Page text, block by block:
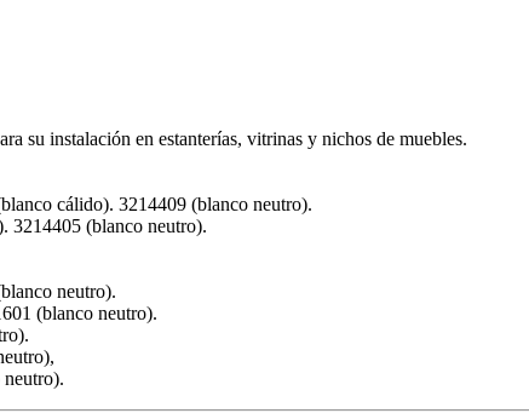
su instalación en estanterías, vitrinas y nichos de muebles.
cálido). 3214409 (blanco neutro).
3214405 (blanco neutro).
neutro).
(blanco neutro).